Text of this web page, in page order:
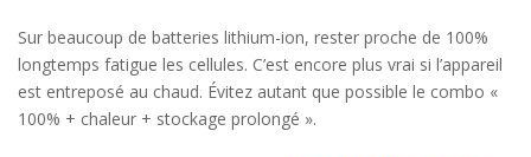
Sur beaucoup de batteries lithium-ion, rester proche de 100%
longtemps fatigue les cellules. C’est encore plus vrai si l’appareil
est entreposé au chaud. Évitez autant que possible le combo «
100% + chaleur + stockage prolongé ».